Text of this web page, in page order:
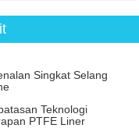
Singkat Selang
Teknologi
PTFE Liner